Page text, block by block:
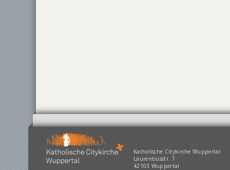
Katholische Citykirche Wuppertal
Laurentiusstr. 7
42103 Wuppertal